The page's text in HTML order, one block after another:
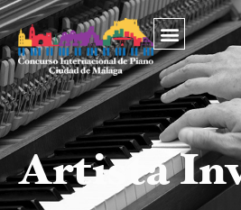
Artista